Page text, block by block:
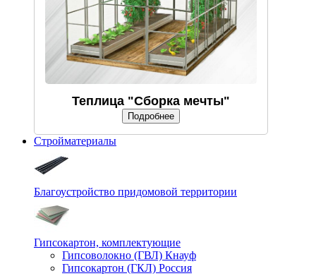
Теплица "Сборка мечты"
Подробнее
Стройматериалы
Благоустройство придомовой территории
Гипсокартон, комплектующие
Гипсоволокно (ГВЛ) Кнауф
Гипсокартон (ГКЛ) Россия